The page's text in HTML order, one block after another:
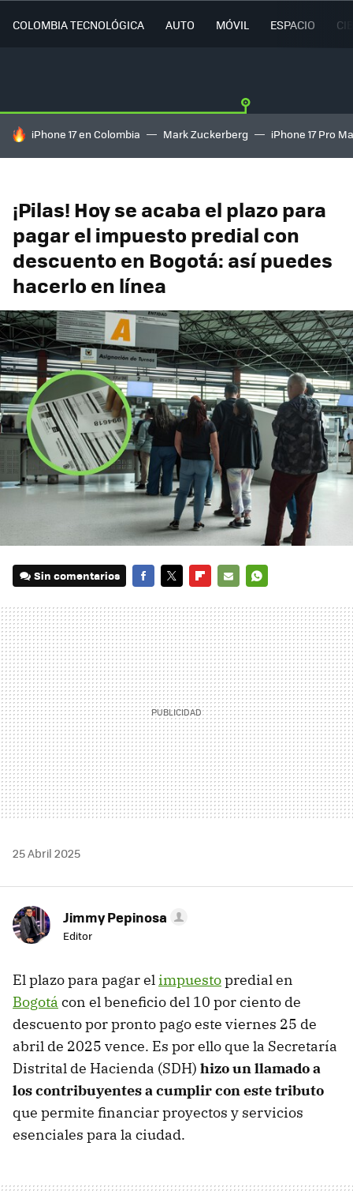
COLOMBIA TECNOLÓGICA AUTO MÓVIL ESPACIO
HOY SE HABLA DE
iPhone 17 en Colombia Mark Zuckerberg iPhone 17 Pro
¡Pilas! Hoy se acaba el plazo para
pagar el impuesto predial con
descuento en Bogotá: así puedes
hacerlo en línea
Sin comentarios
MAIL
25 Abril 2025
Jimmy Pepinosa
Editor
El plazo para pagar elimpuestopredial en
Bogotá con el beneficio del 10 por ciento de
descuento por pronto pago este viernes 25 de
abril de 2025 vence. Es por ello que la Secretaría
Distrital de Hacienda (SDH) hizo un llamado a
los contribuyentes a cumplir con este tributo
que permite financiar proyectos y servicios
esenciales para la ciudad.